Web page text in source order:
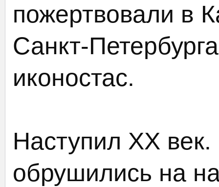
пожертвовали в
Санкт-
иконостас.
Наступил XX
обрушились на